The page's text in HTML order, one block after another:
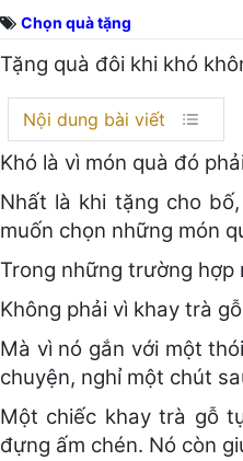
Chọn quà tặng
Tặng quà đôi khi khó
Nội dung bài viết
Khó là vì món quà đó
Nhất là khi tặng cho
muốn chọn những món
Trong những trường hợp
Không phải vì khay trà
Mà vì nó gắn với một
chuyện, nghỉ một chút
Một chiếc khay trà gỗ
đựng ấm chén. Nó còn